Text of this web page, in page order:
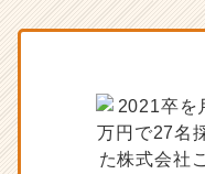
記
ン
チ
ャ